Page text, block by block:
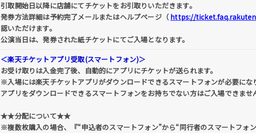
引取開始日以降に店舗にてチケットをお引取りいただきます。
発券方法詳細は予約完了メールまたはヘルプページ（ https://
認いただけます。
公演当日は、発券された紙チケットにてご入場となります。
＜楽天チケットアプリ受取(スマートフォン)＞
お受け取りは入金完了後、自動的にアプリにチケットが送られます。
※入場には楽天チケットアプリがダウンロードできるスマートフォンが必要にな
アプリをダウンロードできるスマートフォンをお持ちでない方はご入場できませ
★★分配について★★
※複数枚購入の場合、『“申込者のスマートフォン”から“同行者のスマートフォ